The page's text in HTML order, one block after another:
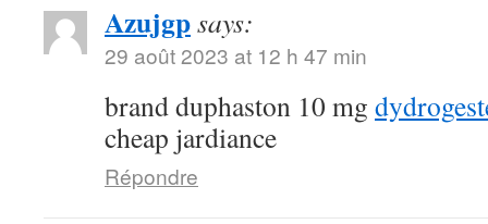
Azujgpsays:
29 août 2023 at 12 h 47 min
brand duphaston 10 mg
cheap jardiance
Répondre